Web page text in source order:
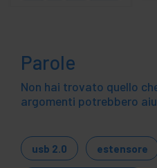
Parole
Non hai trovato quello
argomenti potrebbero
usb 2.0 estensore